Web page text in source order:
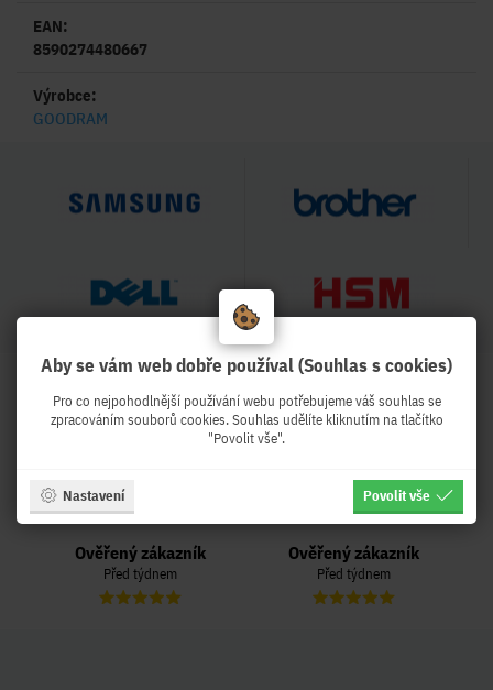
EAN:
8590274480667
Výrobce:
GOODRAM
HODNOCENÍ OBCHODU
99 %
Ověřený zákazník
Před týdnem
Ověřený zákazník
Před týdnem
Aby se vám web dobře používal (Souhlas s cookies)
Pro co nejpohodlnější používání webu potřebujeme váš souhlas se
zpracováním souborů cookies. Souhlas udělíte kliknutím na tlačítko
"Povolit vše".
Nastavení Povolit vše